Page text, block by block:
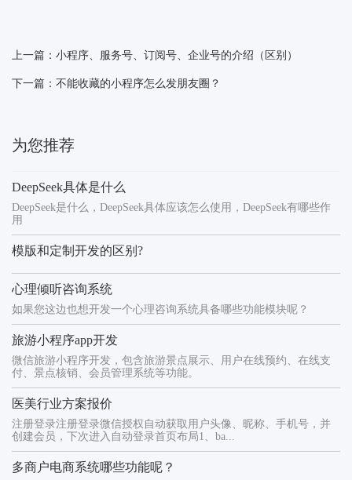
上一篇：小程序、服务号、订阅号、企业号的介绍（区别）
下一篇：不能收藏的小程序怎么发朋友圈？
为您推荐
DeepSeek具体是什么
DeepSeek是什么，DeepSeek具体应该怎么使用，DeepSeek有哪些作
用
模版和定制开发的区别?
心理倾听咨询系统
如果您这边也想开发一个心理咨询系统具备哪些功能模块呢？
旅游小程序app开发
微信旅游小程序开发，包含旅游景点展示、用户在线预约、在线支
付、景点核销、会员管理系统等功能。
医美行业方案报价
注册登录注册登录微信授权自动获取用户头像、昵称、手机号，并
创建会员，下次进入自动登录首页布局1、ba...
多商户电商系统哪些功能呢？